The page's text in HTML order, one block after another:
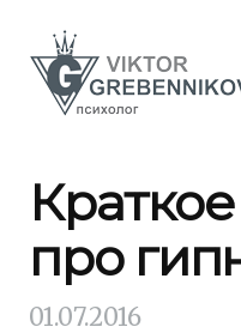
про
01.07.2016